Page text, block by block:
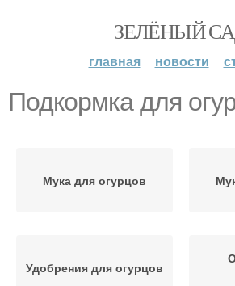
ЗЕЛЁНЫЙ
главная новости
Подкормка для
Мука для огурцов
Удобрения для огурцов